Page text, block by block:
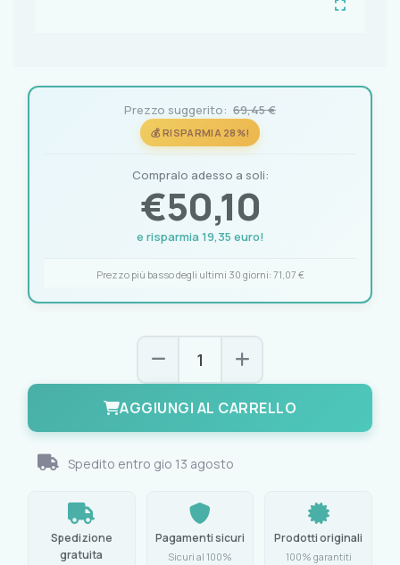
Prezzo suggerito: 69,45 €
💰 RISPARMIA 28%!
Compralo adesso a soli:
€50,10
e risparmia 19,35 euro!
Prezzo più basso degli ultimi 30 giorni: 71,07 €
AGGIUNGI AL CARRELLO
Spedito entro gio 13 agosto
Spedizione
gratuita
Pagamenti sicuri
Sicuri al 100%
Prodotti originali
100% garantiti